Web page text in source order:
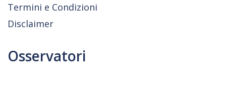
Termini e Condizioni
Disclaimer
Osservatori